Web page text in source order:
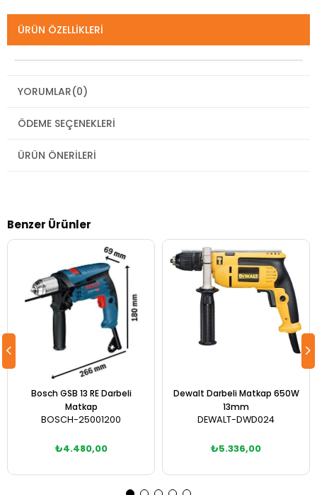
ÜRÜN ÖZELLIKLERI
YORUMLAR(0)
ÖDEME SEÇENEKLERI
ÜRÜN ÖNERILERI
Benzer Ürünler
Bosch GSB 13 RE Darbeli
Matkap
BOSCH-25001200
₺4.480,00
Dewalt Darbeli Matkap 650W
13mm
DEWALT-DWD024
₺5.336,00